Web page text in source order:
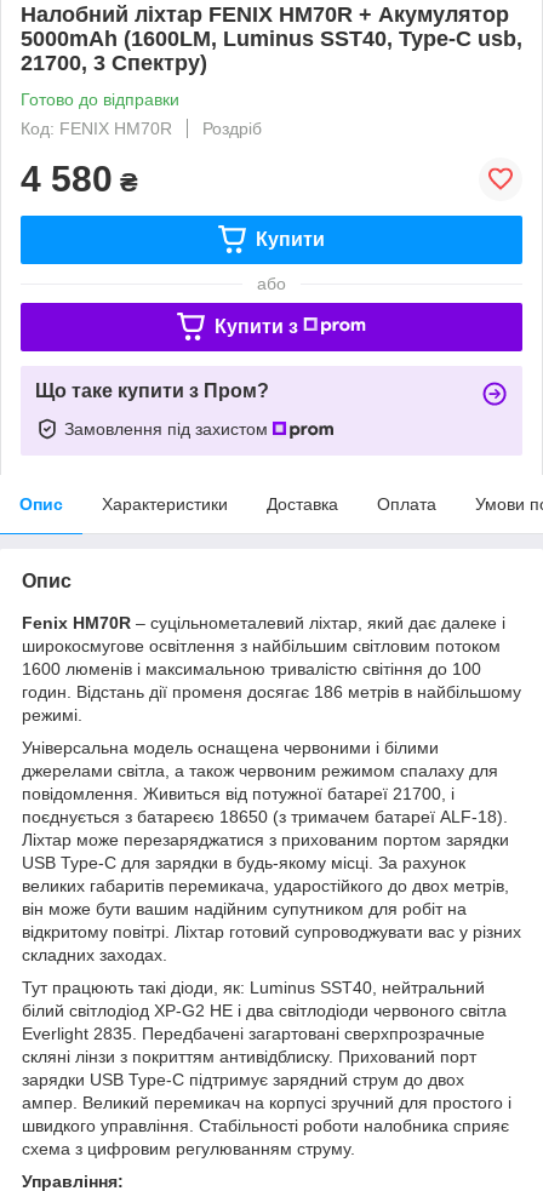
Налобний ліхтар FENIX HM70R + Акумулятор
5000mAh (1600LM, Luminus SST40, Type-C usb,
21700, 3 Спектру)
Готово до відправки
Код: FENIX HM70R
Роздріб
4 580 ₴
Купити
або
Купити з
Що таке купити з Пром?
Замовлення під захистом
Опис Характеристики Доставка Оплата Умови
Опис
Fenix HM70R – суцільнометалевий ліхтар, який дає далеке і
широкосмугове освітлення з найбільшим світловим потоком
1600 люменів і максимальною тривалістю світіння до 100
годин. Відстань дії променя досягає 186 метрів в найбільшому
режимі.
Універсальна модель оснащена червоними і білими
джерелами світла, а також червоним режимом спалаху для
повідомлення. Живиться від потужної батареї 21700, і
поєднується з батареєю 18650 (з тримачем батареї ALF-18).
Ліхтар може перезаряджатися з прихованим портом зарядки
USB Type-C для зарядки в будь-якому місці. За рахунок
великих габаритів перемикача, ударостійкого до двох метрів,
він може бути вашим надійним супутником для робіт на
відкритому повітрі. Ліхтар готовий супроводжувати вас у різних
складних заходах.
Тут працюють такі діоди, як: Luminus SST40, нейтральний
білий світлодіод XP-G2 HE і два світлодіоди червоного світла
Everlight 2835. Передбачені загартовані сверхпрозрачные
скляні лінзи з покриттям антивідблиску. Прихований порт
зарядки USB Type-C підтримує зарядний струм до двох
ампер. Великий перемикач на корпусі зручний для простого і
швидкого управління. Стабільності роботи налобника сприяє
схема з цифровим регулюванням струму.
Управління: